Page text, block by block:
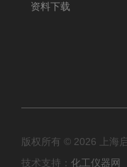
资料下载
版权所有 © 2026 上海
技术支持： 化工仪器网